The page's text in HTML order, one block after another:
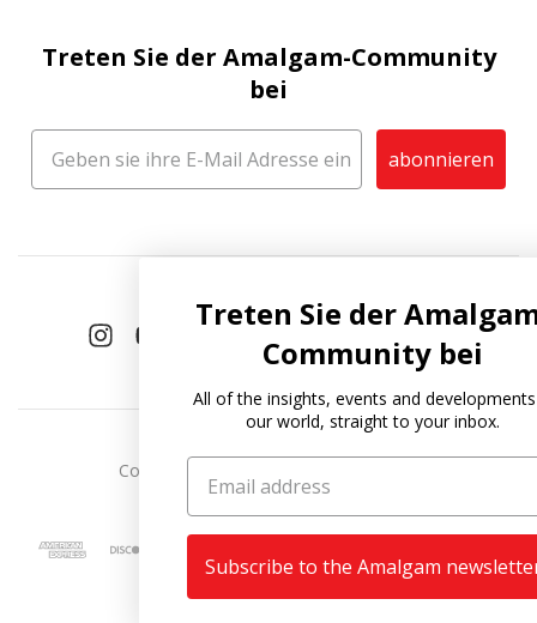
Treten Sie der Amalgam-Community
bei
abonnieren
Copyright © 2026
Treten Sie der Amalgam-
Community bei
All of the insights, events and developments in
our world, straight to your inbox.
Subscribe to the Amalgam newsletter